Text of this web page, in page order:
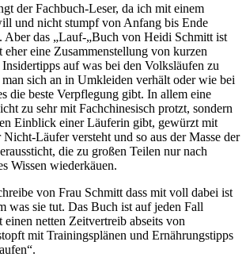
der Fachbuch-Leser, da ich mit einem
und nicht stumpf von Anfang bis Ende
Aber das „Lauf-„Buch von Heidi Schmitt ist
eher eine Zusammenstellung von kurzen
auf was bei den Volksläufen zu
man sich an in Umkleiden verhält oder wie bei
die beste Verpflegung gibt. In allem eine
zu sehr mit Fachchinesisch protzt, sondern
Einblick einer Läuferin gibt, gewürzt mit
Läufer versteht und so aus der Masse der
die zu großen Teilen nur nach
Wissen wiederkäuen.
von Frau Schmitt dass mit voll dabei ist
was sie tut. Das Buch ist auf jeden Fall
einen netten Zeitvertreib abseits von
mit Trainingsplänen und Ernährungstipps